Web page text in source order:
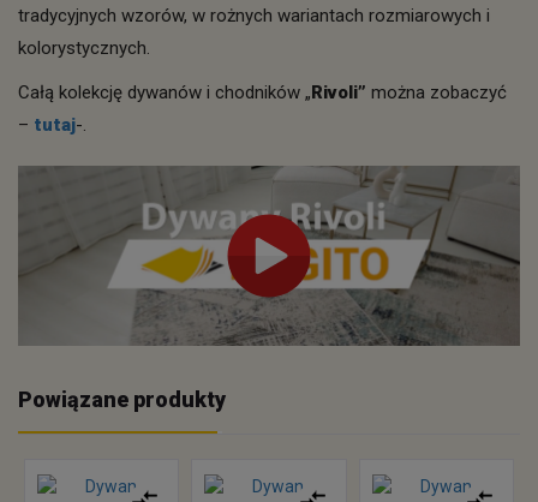
tradycyjnych wzorów, w rożnych wariantach rozmiarowych i
kolorystycznych.
Całą kolekcję dywanów i chodników „Rivoli” można zobaczyć
– tutaj-.
Powiązane produkty